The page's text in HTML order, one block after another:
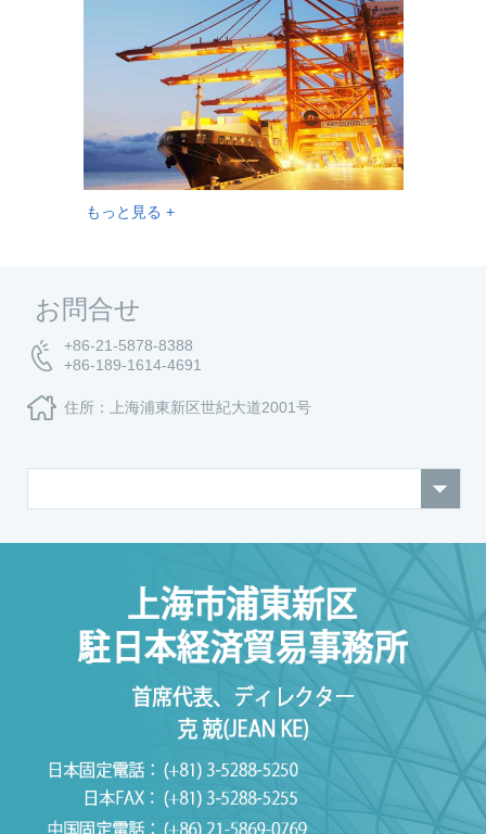
もっと見る +
お問合せ
+86-21-5878-8388
+86-189-1614-4691
住所：上海浦東新区世紀大道2001号